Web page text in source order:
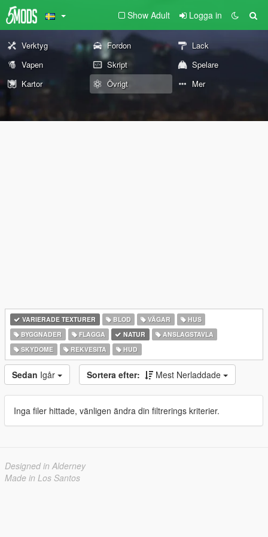
Show Adult Logga in
Verktyg Fordon
Lack
Vapen
Skript
Spelare
Kartor
Övrigt Mer
VARIERADE TEXTURER BLOD VÄGAR
HUS
BYGGNADER
FLAGGA NATUR
ANSLAGSTAVLA
SKYDOME
REKVESITA HUD
Sedan Igår Sortera efter: Mest Nerladdade
Inga filer hittade, vänligen ändra din filtrerings kriterier.
Designed in Alderney
Made in Los Santos